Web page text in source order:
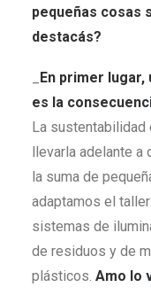
pequeñas cosas
destacás?
En primer
es la
La sustentabilidad
llevarla adelante a
la suma de
adaptamos el
sistemas de
de residuos y de
plásticos. Amo lo